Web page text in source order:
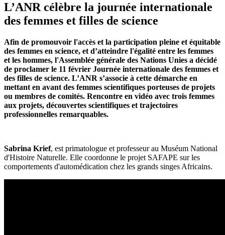
L’ANR célèbre la journée internationale
des femmes et filles de science
Afin de promouvoir l'accès et la participation pleine et équitable
des femmes en science, et d’atteindre l'égalité entre les femmes
et les hommes, l'Assemblée générale des Nations Unies a décidé
de proclamer le 11 février Journée internationale des femmes et
des filles de science. L’ANR s’associe à cette démarche en
mettant en avant des femmes scientifiques porteuses de projets
ou membres de comités. Rencontre en vidéo avec trois femmes
aux projets, découvertes scientifiques et trajectoires
professionnelles remarquables.
Sabrina Krief, est primatologue et professeur au Muséum National
d'Histoire Naturelle. Elle coordonne le projet SAFAPE sur les
comportements d'automédication chez les grands singes Africains.